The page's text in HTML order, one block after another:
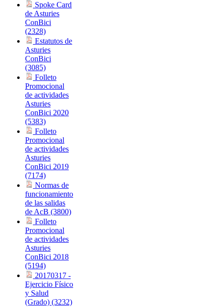
Spoke Card
de Asturies
ConBici
(2328)
Estatutos de
Asturies
ConBici
(3085)
Folleto
Promocional
de actividades
Asturies
ConBici 2020
(5383)
Folleto
Promocional
de actividades
Asturies
ConBici 2019
(7174)
Normas de
funcionamiento
de las salidas
de AcB (3800)
Folleto
Promocional
de actividades
Asturies
ConBici 2018
(5194)
20170317 -
Ejercicio Físico
y Salud
(Grado) (3232)